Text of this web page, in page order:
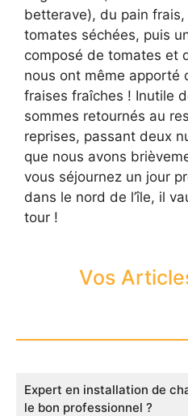
betterave), du pain
tomates séchées, puis
composé de tomates et
nous ont même apporté
fraises fraîches ! Inutile
sommes retournés au
reprises, passant deux
que nous avons
vous séjournez un jour
dans le nord de l’île, il
tour !
Vos
Expert en installation de
le bon professionnel ?